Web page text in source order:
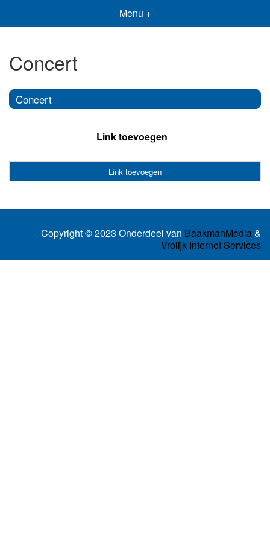
Menu +
Concert
Concert
Link toevoegen
Link toevoegen
Copyright © 2023 Onderdeel van BaakmanMedia&
Vrolijk Internet Services